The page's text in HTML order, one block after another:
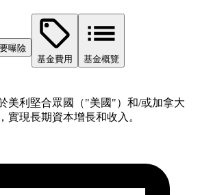
曝險
基金費用
基金概覽
美利堅合眾國（"美國"）和/或加拿大
實現長期資本增長和收入。